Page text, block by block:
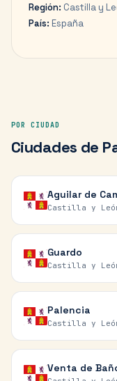
Región: Castilla y
País: España
POR CIUDAD
Ciudades de
Aguilar de
Castilla y
Guardo
Castilla y
Palencia
Castilla y
Venta de